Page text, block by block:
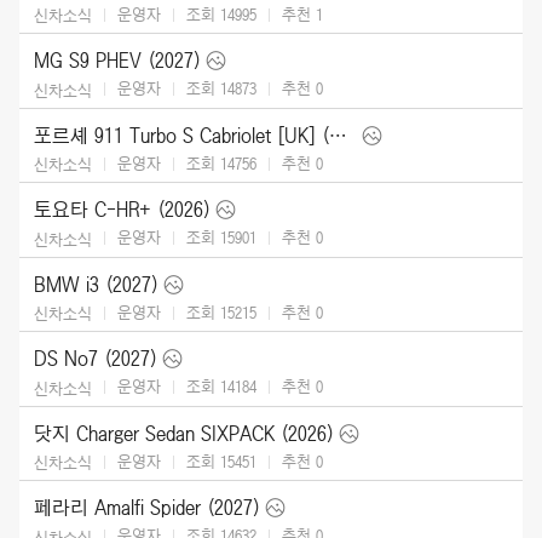
신차소식 운영자 조회 14995 추천 1
MG S9 PHEV (2027)
신차소식 운영자 조회 14873 추천 0
포르셰 911 Turbo S Cabriolet [UK] (2026)
신차소식 운영자 조회 14756 추천 0
토요타 C-HR+ (2026)
신차소식 운영자 조회 15901 추천 0
BMW i3 (2027)
신차소식 운영자 조회 15215 추천 0
DS No7 (2027)
신차소식 운영자 조회 14184 추천 0
닷지 Charger Sedan SIXPACK (2026)
신차소식 운영자 조회 15451 추천 0
페라리 Amalfi Spider (2027)